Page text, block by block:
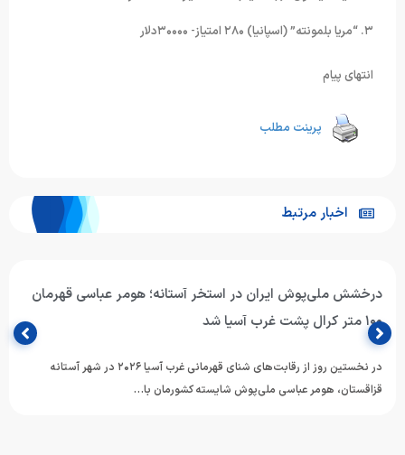
۳. “مریا بلمونته” (اسپانیا) ۲۸۰ امتیاز- ۳۰۰۰۰دلار
انتهای پیام
پرینت مطلب
اخبار مرتبط
درخشش ملی‌پوش ایران در استخر آستانه؛ هومر عباسی قهرمان
۱۰۰ متر کرال پشت غرب آسیا شد
در نخستین روز از رقابت‌های شنای قهرمانی غرب آسیا ۲۰۲۶ در شهر آستانه
قزاقستان، هومر عباسی ملی‌پوش شایسته کشورمان با…